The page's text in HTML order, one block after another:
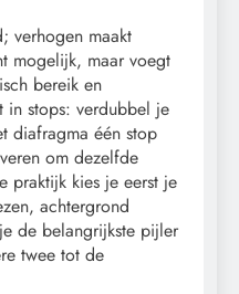
verhogen maakt
mogelijk, maar voegt
bereik en
in stops: verdubbel je
diafragma één stop
om dezelfde
praktijk kies je eerst je
achtergrond
de belangrijkste pijler
twee tot de